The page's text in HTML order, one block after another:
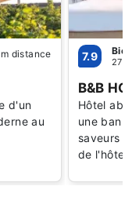
distance
d'un
au
7.9 Bien
B&B
Hôtel
une
saveurs
de l'hôtel